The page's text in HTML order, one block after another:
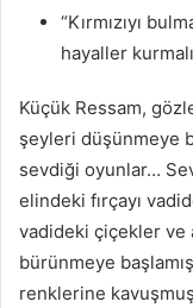
“Kırmızıyı
hayaller
Küçük Ressam,
şeyleri düşünmeye
sevdiği oyunlar…
elindeki fırçayı
vadideki çiçekler ve
bürünmeye
renklerine